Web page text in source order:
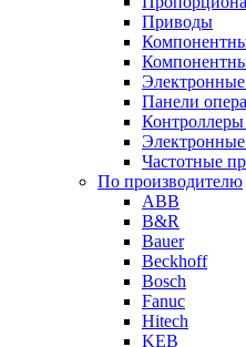
Приводы
Панели
Контроллеры
Частотные
По производителю
ABB
B&R
Bauer
Beckhoff
Bosch
Fanuc
Hitech
KEB